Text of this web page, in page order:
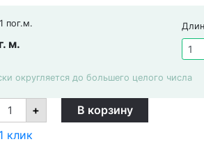
пог.м.
м.
округляется до большего целого числа
дорожка
+
В корзину
клик